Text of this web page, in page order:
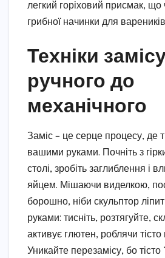
легкий горіховий присмак, що
грибної начинки для
Техніки
ручного до
механічного
Заміс – це серце процесу, де
вашими руками. Почніть з
столі, зробіть заглиблення і
яйцем. Мішаючи виделкою,
борошно, ніби скульптор
руками: тисніть, розтягуйте,
активує глютен, роблячи
Уникайте перезамісу, бо тісто